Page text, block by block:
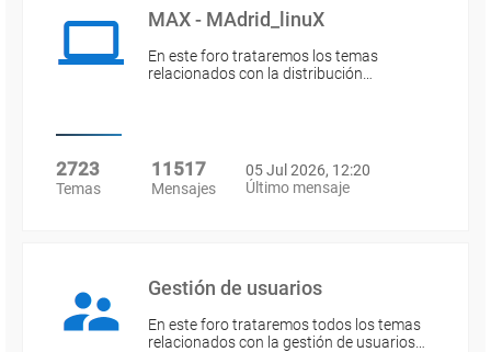
MAX - MAdrid_linuX
En este foro trataremos los temas
relacionados con la distribución…
2723
Temas
11517
Mensajes
05 Jul 2026, 12:20
Último mensaje
Gestión de usuarios
En este foro trataremos todos los temas
relacionados con la gestión de usuarios…